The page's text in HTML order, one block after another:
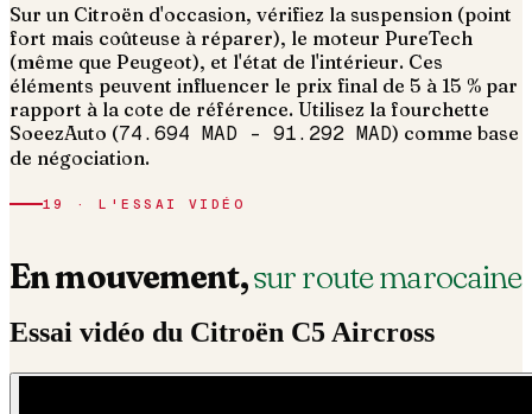
Sur un Citroën d'occasion, vérifiez la suspension (point
fort mais coûteuse à réparer), le moteur PureTech
(même que Peugeot), et l'état de l'intérieur. Ces
éléments peuvent influencer le prix final de 5 à 15 % par
rapport à la cote de référence. Utilisez la fourchette
SoeezAuto (74.694 MAD – 91.292 MAD) comme base
de négociation.
19 · L'ESSAI VIDÉO
En mouvement,sur route marocaine
Essai vidéo du Citroën C5 Aircross